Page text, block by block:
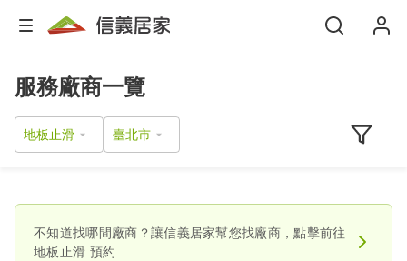
服務廠商一覽
地板止滑
不知道找哪間廠商？讓信義居家幫您找廠商，點擊前往
地板止滑 預約